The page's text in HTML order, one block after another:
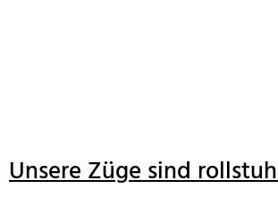
Unsere Züge sind